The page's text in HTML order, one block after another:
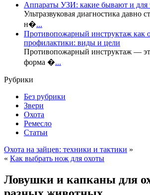
Аппараты УЗИ: какие бывают и для
Ультразвуковая диагностика давно
н�...
Противопожарный инструктаж как
профилактики: виды и цели
Противопожарный инструктаж —
форма �...
Рубрики
Без рубрики
Звери
Охота
Ремесло
Статьи
Охота на зайцев: техники и тактики »
« Как выбрать нож для охоты
Ловушки и капканы для